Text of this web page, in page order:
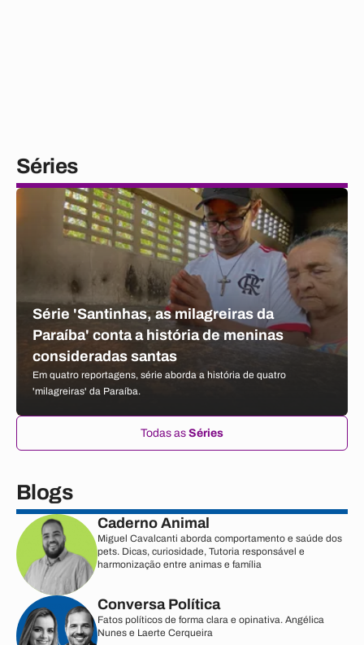
Séries
Série 'Santinhas, as milagreiras da
Paraíba' conta a história de meninas
consideradas santas
Em quatro reportagens, série aborda a história de quatro
'milagreiras' da Paraíba.
Todas as Séries
Blogs
Caderno Animal
Miguel Cavalcanti aborda comportamento e saúde dos
pets. Dicas, curiosidade, Tutoria responsável e
harmonização entre animas e família
Conversa Política
Fatos políticos de forma clara e opinativa. Angélica
Nunes e Laerte Cerqueira